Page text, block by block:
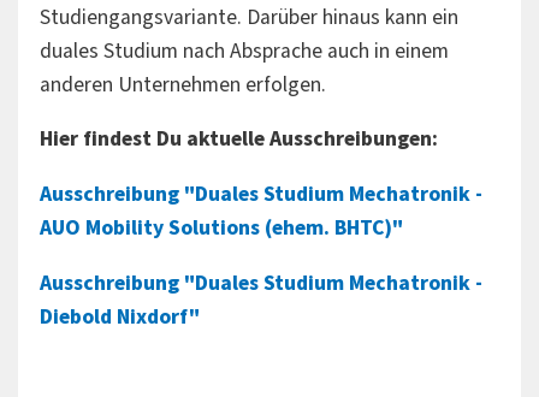
Studiengangsvariante. Darüber hinaus kann ein
duales Studium nach Absprache auch in einem
anderen Unternehmen erfolgen.
Hier findest Du aktuelle Ausschreibungen:
Ausschreibung "Duales Studium Mechatronik -
AUO Mobility Solutions (ehem. BHTC)"
Ausschreibung "Duales Studium Mechatronik -
Diebold Nixdorf"